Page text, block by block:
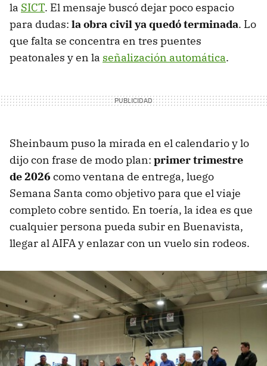
la SICT. El mensaje buscó dejar poco espacio
para dudas: la obra civil ya quedó terminada. Lo
que falta se concentra en tres puentes
peatonales y en la señalización automática.
Sheinbaum puso la mirada en el calendario y lo
dijo con frase de modo plan: primer trimestre
de 2026 como ventana de entrega, luego
Semana Santa como objetivo para que el viaje
completo cobre sentido. En toería, la idea es que
cualquier persona pueda subir en Buenavista,
llegar al AIFA y enlazar con un vuelo sin rodeos.